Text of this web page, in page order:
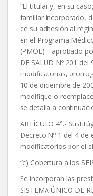
“El titular y, en su
familiar incorporado,
de su adhesión al
en el Programa
(PMOE)—aprobado
DE SALUD Nº 201 del
modificatorias,
10 de diciembre de
modifique o
se detalla a
ARTÍCULO 4°.-
Decreto Nº 1 del 4 de
modificatorios por el
“c) Cobertura a los
Se incorporan las
SISTEMA ÚNICO DE